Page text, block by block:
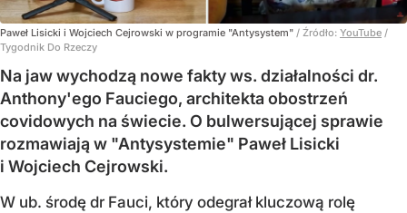
Paweł Lisicki i Wojciech Cejrowski w programie "Antysystem" / Źródło: YouTube /
Tygodnik Do Rzeczy
Na jaw wychodzą nowe fakty ws. działalności dr.
Anthony'ego Fauciego, architekta obostrzeń
covidowych na świecie. O bulwersującej sprawie
rozmawiają w "Antysystemie" Paweł Lisicki
i Wojciech Cejrowski.
W ub. środę dr Fauci, który odegrał kluczową rolę